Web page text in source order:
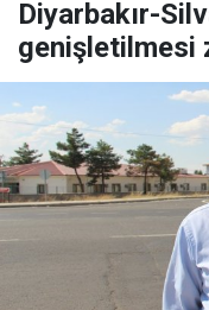
Diyarbakır-
genişletilmesi